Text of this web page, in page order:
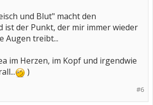
und Blut" macht den
ist der Punkt, der mir immer wieder
Augen treibt...
im Herzen, im Kopf und irgendwie
)
#6